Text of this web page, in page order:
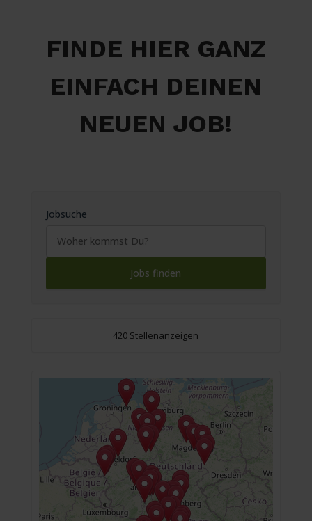
FINDE HIER GANZ
EINFACH DEINEN
NEUEN JOB!
Jobsuche
420 Stellenanzeigen